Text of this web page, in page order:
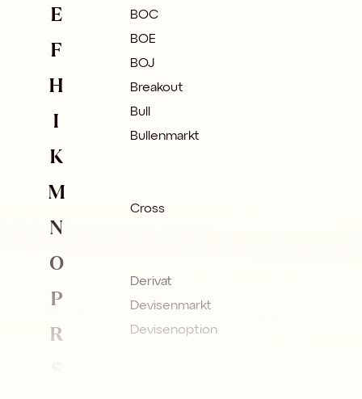
E
F
H
I
K
M
N
O
P
R
BOC
BOE
BOJ
Breakout
Bull
Bullenmarkt
Cross
Derivat
Devisenmarkt
Devisenoption